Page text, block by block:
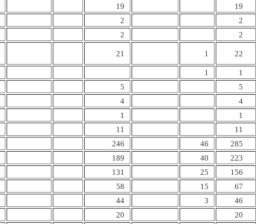
19
19
2
2
2
2
21 1 22
1
1
5
5
4
4
1
1
11
11
246 46
285
189 40
223
131 25
156
58 15
67
44 3
46
20
20